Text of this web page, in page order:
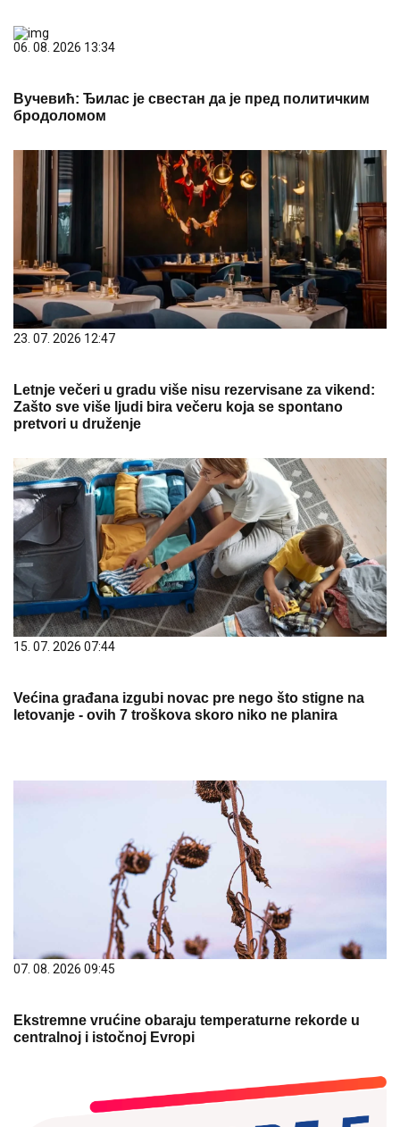
06. 08. 2026 13:34
Вучевић: Ђилас је свестан да је пред политичким
бродоломом
23. 07. 2026 12:47
Letnje večeri u gradu više nisu rezervisane za vikend:
Zašto sve više ljudi bira večeru koja se spontano
pretvori u druženje
15. 07. 2026 07:44
Većina građana izgubi novac pre nego što stigne na
letovanje - ovih 7 troškova skoro niko ne planira
07. 08. 2026 09:45
Ekstremne vrućine obaraju temperaturne rekorde u
centralnoj i istočnoj Evropi